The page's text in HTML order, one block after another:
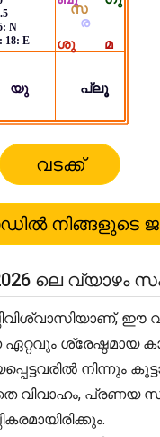
വടക്ക്
ലെ വ്യാഴം
ഈ
ഏറ്റവും
വിവാഹം,